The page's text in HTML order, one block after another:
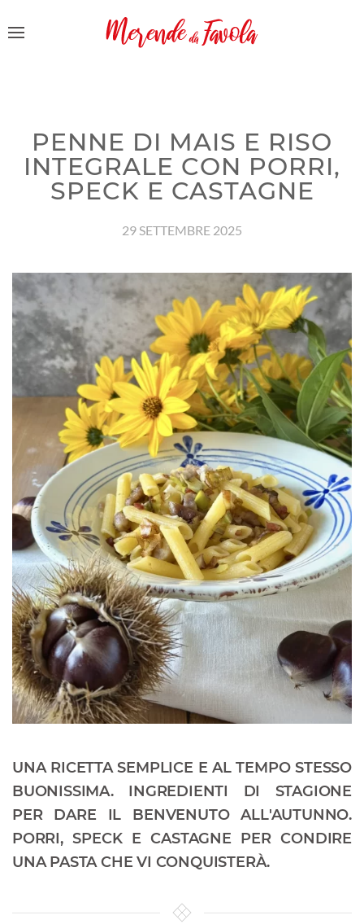
PENNE DI MAIS E RISO
INTEGRALE CON PORRI,
SPECK E CASTAGNE
29 SETTEMBRE 2025
UNA RICETTA SEMPLICE E AL TEMPO STESSO
BUONISSIMA. INGREDIENTI DI STAGIONE
PER DARE IL BENVENUTO ALL'AUTUNNO.
PORRI, SPECK E CASTAGNE PER CONDIRE
UNA PASTA CHE VI CONQUISTERÀ.